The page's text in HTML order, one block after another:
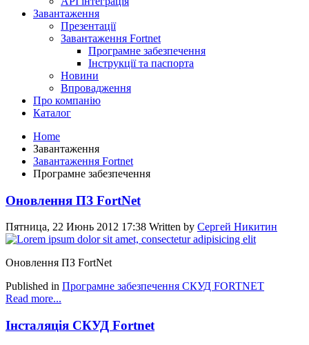
Завантаження
Презентації
Завантаження Fortnet
Програмне забезпечення
Інструкції та паспорта
Новини
Впровадження
Про компанію
Каталог
Home
Завантаження
Завантаження Fortnet
Програмне забезпечення
Оновлення ПЗ FortNet
Пятница, 22 Июнь 2012 17:38 Written by Сергей Никитин
Оновлення ПЗ FortNet
Published in Програмне забезпечення СКУД FORTNET
Read more...
Інсталяція СКУД Fortnet